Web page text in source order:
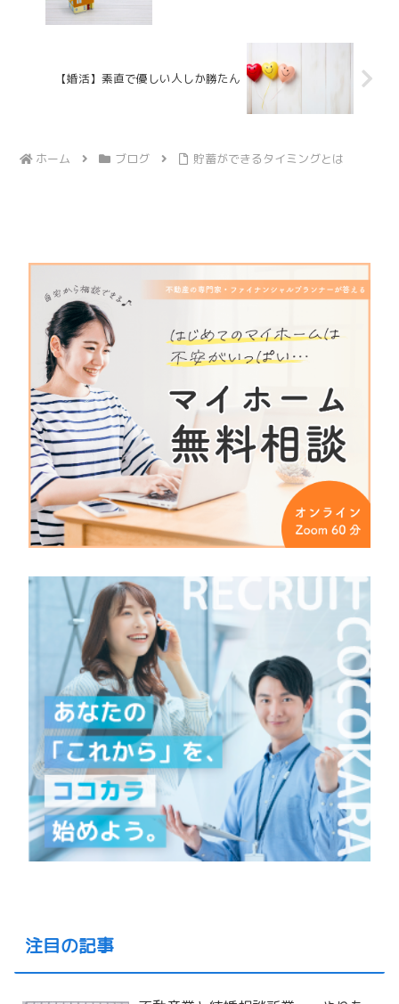
【婚活】素直で優しい人しか勝たん
ホーム ブログ 貯蓄ができるタイミングとは
注目の記事